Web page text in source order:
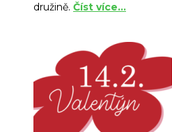
družině. Číst více…